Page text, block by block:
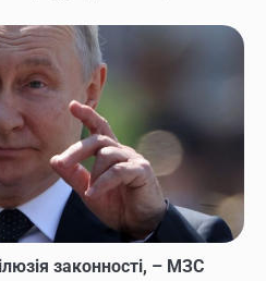
законності, – МЗС